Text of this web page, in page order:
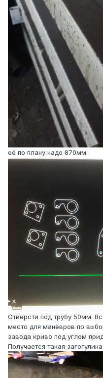
её по плану надо 870мм.
Отверсти под трубу 50мм.
место для манёвров по
завода криво под углом
Получается такая загогулина: